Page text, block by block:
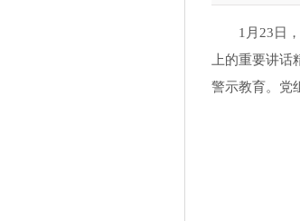
1月23日
上的重要讲
警示教育。党